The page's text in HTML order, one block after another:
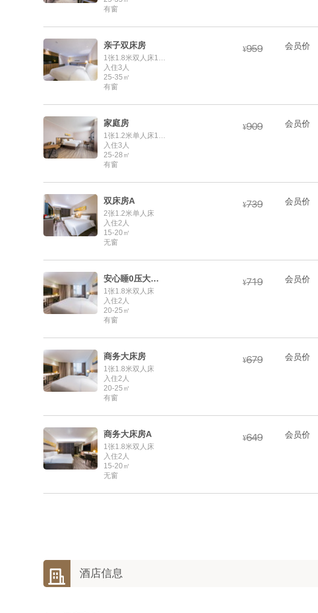
有窗
亲子双床房
1张1.8米双人床1张1.2米单人床
入住3人
25-35㎡
有窗
¥ 会员价
家庭房
1张1.2米单人床1张1.8米双人床
入住3人
25-28㎡
有窗
¥ 会员价
双床房A
2张1.2米单人床
入住2人
15-20㎡
无窗
¥ 会员价
安心睡0压大床房
1张1.8米双人床
入住2人
20-25㎡
有窗
¥ 会员价
商务大床房
1张1.8米双人床
入住2人
20-25㎡
有窗
¥ 会员价
商务大床房A
1张1.8米双人床
入住2人
15-20㎡
无窗
¥ 会员价
 酒店信息